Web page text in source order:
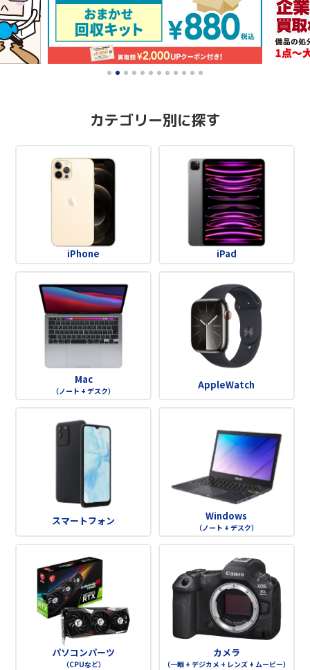
カテゴリー別に探す
iPhone iPad
Mac
（ノート + デスク） AppleWatch
スマートフォン Windows
（ノート + デスク）
パソコンパーツ
（CPUなど）
カメラ
（一眼 + デジカメ + レンズ + ムービー）